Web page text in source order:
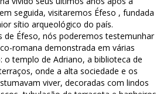
seguida, visitaremos Éfeso , fundada
sítio arqueológico do país.
de Éfeso, nós poderemos testemunhar
romana demonstrada em várias
o templo de Adriano, a biblioteca de
onde a alta sociedade e os
viver, decoradas com lindos